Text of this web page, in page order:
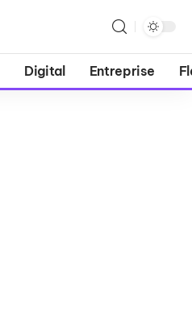
Digital Entreprise